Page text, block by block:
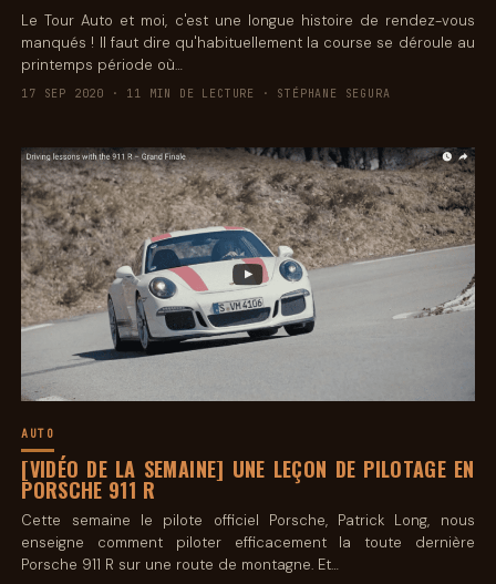
Le Tour Auto et moi, c'est une longue histoire de rendez-vous
manqués ! Il faut dire qu'habituellement la course se déroule au
printemps période où…
17 SEP 2020 · 11 MIN DE LECTURE · STÉPHANE SEGURA
AUTO
[VIDÉO DE LA SEMAINE] UNE LEÇON DE PILOTAGE EN
PORSCHE 911 R
Cette semaine le pilote officiel Porsche, Patrick Long, nous
enseigne comment piloter efficacement la toute dernière
Porsche 911 R sur une route de montagne. Et…